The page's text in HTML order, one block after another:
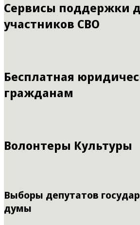
Сервисы поддержки
участников СВО
Бесплатная
гражданам
Волонтеры Культуры
Выборы депутатов
думы